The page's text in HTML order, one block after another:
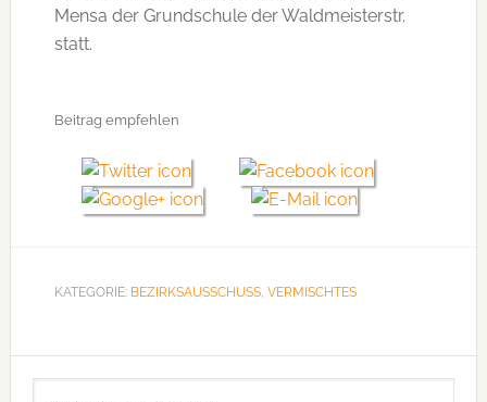
Mensa der Grundschule der Waldmeisterstr.
statt.
Beitrag empfehlen
KATEGORIE: BEZIRKSAUSSCHUSS, VERMISCHTES
Seitenspalte